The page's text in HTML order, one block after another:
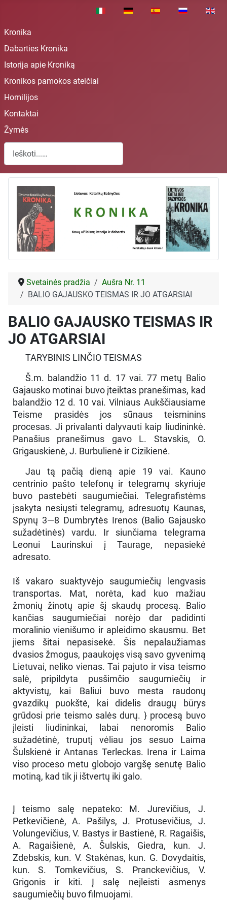
Pasirinkite savo kalbą
Kronika
Dabarties Kronika
Istorija apie Kroniką
Kronikos pamokos ateičiai
Homilijos
Kontaktai
Žymės
Paieška
Svetainės pradžia
Aušra Nr. 11
BALIO GAJAUSKO TEISMAS IR JO ATGARSIAI
BALIO GAJAUSKO TEISMAS IR
JO ATGARSIAI
TARYBINIS LINČIO TEISMAS
Š.m. balandžio 11 d. 17 vai. 77 metų Balio
Gajausko motinai buvo įteiktas pranešimas, kad
balandžio 12 d. 10 vai. Vilniaus Aukščiausiame
Teisme prasidės jos sūnaus teisminins
procesas. Ji privalanti dalyvauti kaip liudininkė.
Panašius pranešimus gavo L. Stavskis, O.
Grigauskienė, J. Burbulienė ir Cizikienė.
Jau tą pačią dieną apie 19 vai. Kauno
centrinio pašto telefonų ir telegramų skyriuje
buvo pastebėti saugumiečiai. Telegrafistėms
įsakyta nesiųsti telegramų, adresuotų Kaunas,
Spynų 3—8 Dumbrytės Irenos (Balio Gajausko
sužadėtinės) vardu. Ir siunčiama telegrama
Leonui Laurinskui į Taurage, nepasiekė
adresato.
Iš vakaro suaktyvėjo saugumiečių lengvasis
transportas. Mat, norėta, kad kuo mažiau
žmonių žinotų apie šį skaudų procesą. Balio
kančias saugumiečiai norėjo dar padidinti
moralinio vienišumo ir apleidimo skausmu. Bet
jiems šitai nepasisekė. Šis nepalaužiamas
dvasios žmogus, paaukojęs visą savo gyvenimą
Lietuvai, neliko vienas. Tai pajuto ir visa teismo
salė, pripildyta pusšimčio saugumiečių ir
aktyvistų, kai Baliui buvo mesta raudonų
gvazdikų puokštė, kai didelis draugų būrys
grūdosi prie teismo salės durų. } procesą buvo
įleisti liudininkai, labai nenoromis Balio
sužadėtinė, truputį vėliau jos sesuo Laima
Šulskienė ir Antanas Terleckas. Irena ir Laima
viso proceso metu globojo vargšę senutę Balio
motiną, kad tik ji ištvertų iki galo.
Į teismo salę nepateko: M. Jurevičius, J.
Petkevičienė, A. Pašilys, J. Protusevičius, J.
Volungevičius, V. Bastys ir Bastienė, R. Ragaišis,
A. Ragaišienė, A. Šulskis, Giedra, kun. J.
Zdebskis, kun. V. Stakėnas, kun. G. Dovydaitis,
kun. S. Tomkevičius, S. Pranckevičius, V.
Grigonis ir kiti. Į salę neįleisti asmenys
saugumiečių buvo filmuojami.